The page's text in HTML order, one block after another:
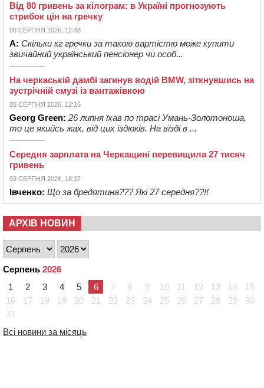
Від 80 гривень за кілограм: в Україні прогнозують
стрибок цін на гречку
06 СЕРПНЯ 2026, 12:48
А: Скільки кг гречки за такою вартістю може купити
звичайний український пенсіонер чи особ...
На черкаській дамбі загинув водій BMW, зіткнувшись на
зустрічній смузі із вантажівкою
05 СЕРПНЯ 2026, 12:16
Georg Green: 26 липня їхав по трасі Умань-Золотоноша,
то це якийсь жах, від цих їздюків. На вїзді в ...
Середня зарплата на Черкащині перевищила 27 тисяч
гривень
03 СЕРПНЯ 2026, 18:37
Івченко: Що за бредятина??? Які 27 середня??!!
АРХІВ НОВИН
Серпень 2026
1
2 3 4 5 6 7 8 9 10 11 12 13 14
15
16
17 18 19 20 21 22 23 24 25 26 27 28 29
30
31
Всі новини за місяць